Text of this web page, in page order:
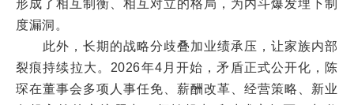
形成了相互制衡、相互对立的格局，为内斗爆发埋下制
度漏洞。
此外，长期的战略分歧叠加业绩承压，让家族内部
裂痕持续拉大。2026年4月开始，矛盾正式公开化，陈
琛在董事会多项人事任免、薪酬改革、经营策略、新业